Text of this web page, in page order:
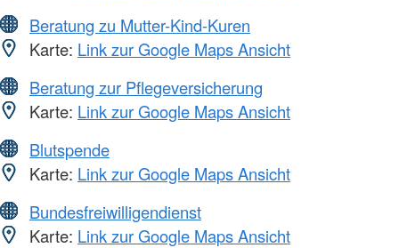
Beratung zu Mutter-Kind-Kuren
Karte: Link zur Google Maps Ansicht
Beratung zur Pflegeversicherung
Karte: Link zur Google Maps Ansicht
Blutspende
Karte: Link zur Google Maps Ansicht
Bundesfreiwilligendienst
Karte: Link zur Google Maps Ansicht